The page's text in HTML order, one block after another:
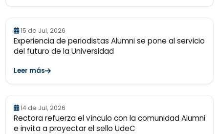
15 de Jul, 2026
Experiencia de periodistas Alumni se pone al servicio
del futuro de la Universidad
Leer más
14 de Jul, 2026
Rectora refuerza el vínculo con la comunidad Alumni
e invita a proyectar el sello UdeC